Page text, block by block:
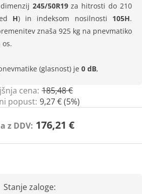
245/50R19za hitrosti do 210
H) in indeksom nosilnosti 105H.
znaša 925 kg na pnevmatiko
os.
(glasnost) je 0 dB,
cena: 185,48 €
popust: 9,27 € (5%)
z DDV: 176,21 €
Stanje zaloge: